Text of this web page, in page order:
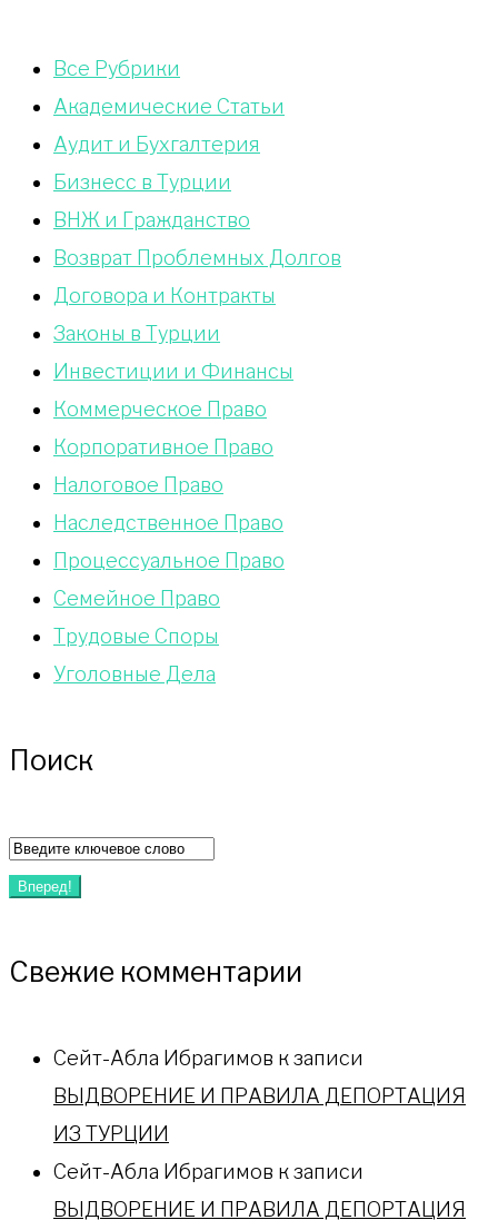
Bce Pyбрики
Академические Статьи
Аудит и Бухгалтерия
Бизнесс в Турции
ВНЖ и Гражданство
Возврат Проблемных Долгов
Договора и Контракты
Законы в Турции
Инвестиции и Финансы
Коммерческое Право
Корпоративное Право
Налоговое Право
Наследственное Право
Процессуальное Право
Сeмейное Право
Трудовые Споры
Уголовные Дела
Поиск
Искать:
Вперед!
Свежие комментарии
Сейт-Абла Ибрагимов к записи
ВЫДВОРЕНИЕ И ПРАВИЛА ДЕПОРТАЦИЯ
ИЗ ТУРЦИИ
Сейт-Абла Ибрагимов к записи
ВЫДВОРЕНИЕ И ПРАВИЛА ДЕПОРТАЦИЯ